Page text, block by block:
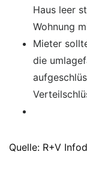
Haus leer
Wohnung
Mieter
die
Quelle: R+V